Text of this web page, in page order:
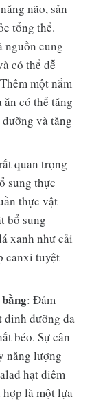
não, sản
tổng thể.
nguồn cung
có thể dễ
một nắm
có thể tăng
và tăng
quan trọng
sung thực
thực vật
bổ sung
xanh như cải
canxi tuyệt
: Đảm
dinh dưỡng đa
béo. Sự cân
năng lượng
hạt diêm
hợp là một lựa